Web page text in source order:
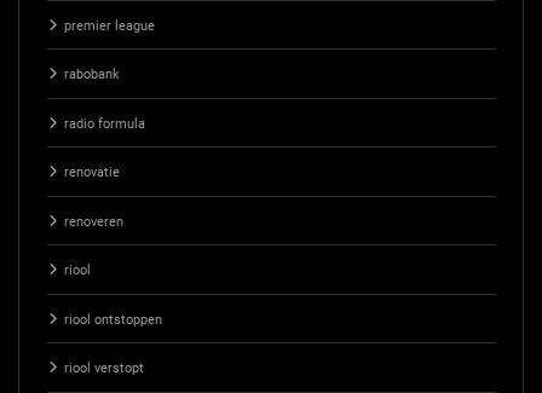
premier league
rabobank
radio formula
renovatie
renoveren
riool
riool ontstoppen
riool verstopt